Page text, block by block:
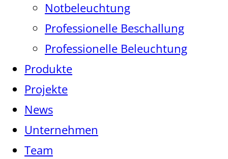
Notbeleuchtung
Professionelle Beschallung
Professionelle Beleuchtung
Produkte
Projekte
News
Unternehmen
Team